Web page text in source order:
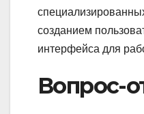
созданием
интерфейса для
Вопрос-